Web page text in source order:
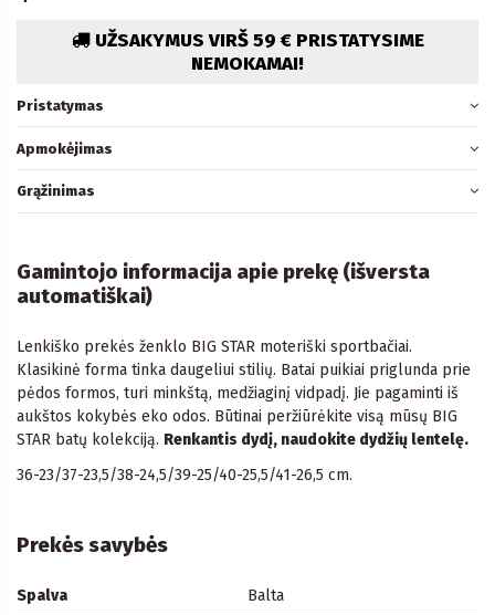
UŽSAKYMUS VIRŠ 59 € PRISTATYSIME
NEMOKAMAI!
Pristatymas
Apmokėjimas
Grąžinimas
Gamintojo informacija apie prekę (išversta
automatiškai)
Lenkiško prekės ženklo BIG STAR moteriški sportbačiai.
Klasikinė forma tinka daugeliui stilių. Batai puikiai priglunda prie
pėdos formos, turi minkštą, medžiaginį vidpadį. Jie pagaminti iš
aukštos kokybės eko odos. Būtinai peržiūrėkite visą mūsų BIG
STAR batų kolekciją. Renkantis dydį, naudokite dydžių lentelę.
36-23/37-23,5/38-24,5/39-25/40-25,5/41-26,5 cm.
Prekės savybės
Spalva Balta